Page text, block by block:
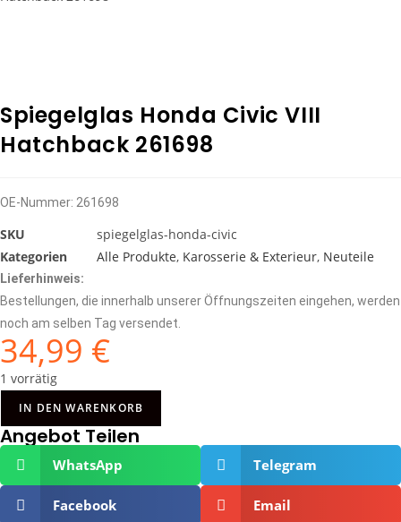
Spiegelglas Honda Civic VIII
Hatchback 261698
OE-Nummer: 261698
SKU
spiegelglas-honda-civic
Kategorien
Alle Produkte, Karosserie & Exterieur, Neuteile
Lieferhinweis:
Bestellungen, die innerhalb unserer Öffnungszeiten eingehen, werden
noch am selben Tag versendet.
34,99 €
1 vorrätig
IN DEN WARENKORB
Angebot Teilen
WhatsApp Telegram
Facebook Email